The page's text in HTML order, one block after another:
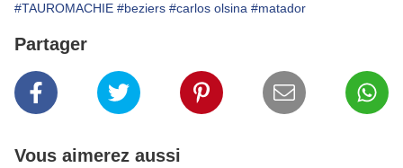
#TAUROMACHIE #beziers #carlos olsina #matador
Partager
Vous aimerez aussi